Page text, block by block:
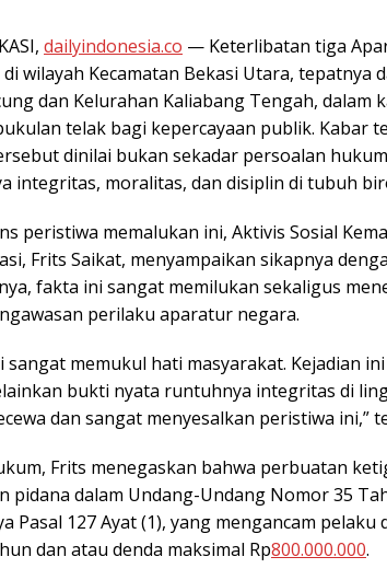
dailyindonesia.co — Keterlibatan tiga
wilayah Kecamatan Bekasi Utara, tepatnya
dan Kelurahan Kaliabang Tengah, dalam
telak bagi kepercayaan publik. Kabar
dinilai bukan sekadar persoalan
integritas, moralitas, dan disiplin di tubuh
peristiwa memalukan ini, Aktivis Sosial
Frits Saikat, menyampaikan sikapnya
fakta ini sangat memilukan sekaligus
perilaku aparatur negara.
sangat memukul hati masyarakat. Kejadian
bukti nyata runtuhnya integritas di
dan sangat menyesalkan peristiwa ini,”
Frits menegaskan bahwa perbuatan
pidana dalam Undang-Undang Nomor 35
Pasal 127 Ayat (1), yang mengancam
dan atau denda maksimal Rp800.000.000.